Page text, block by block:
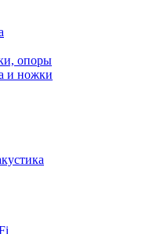
опоры
и ножки